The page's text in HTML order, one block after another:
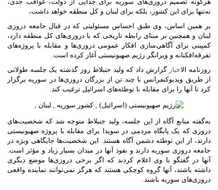
هرگونه تصمیم دروزی‌های سوریه برای جدایی از دولت، عواقب جدی،
نه‌تنها برای این کشور، بلکه برای لبنان و کل منطقه خواهد داشت،
بر همین اساس، وی طبق احساس مسئولیتی که در قبال جامعه دروزی
لبنان و همچنین بر مبنای رابطه تاریخی که با دروزی‌های کل منطقه دارد،
کمپینی برای آگاهی‌سازی افکار عمومی دروزی‌ها و مقابله با پروژه‌های
تفرقه‌افکنانه و ویرانگر رژیم صهیونیستی آغاز کرده است.
روزنامه الاخبار گزارش داد که ولید جنبلاط روز گذشته یک جلسه طولانی
از طریق ویدیوکنفرانس با چند تن از بزرگان دروزی‌ها در سوریه برگزار
کرد تا آنها را برای مقابله با توطئه‌های اسرائیل ترغیب کند.
به‌گفته منابع آگاه از این جلسه، ولید جنبلاط متوجه شد که شخصیت‌های
دروزی که یک پایگاه مردمی در سویدا برای مقابله با پروژه صهیونیستی
دارند، از این توطئه دشمن آگاه هستند. این شخصیت‌ها جایگاهی ویژه در
جامعه دروزی سوریه دارند و نفوذ آنها در میدان بسیار زیاد و مؤثر است.
آنها در گفتگو با وی اعلام کردند که اگر برخی دروزی‌ها موضع دیگری
داشته باشند، آنها گروه کوچکی هستند که هرگز نمی‌توانند نماینده واقعی
دروزی‌های سوریه باشند.